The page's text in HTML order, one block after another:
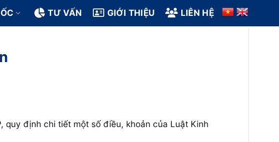
TƯ VẤN GIỚI THIỆU LIÊN HỆ
định chi tiết một số điều, khoản của Luật Kinh